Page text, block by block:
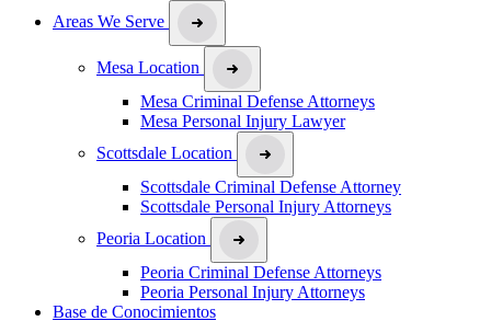
Areas We Serve
Mesa Location
Mesa Criminal Defense Attorneys
Mesa Personal Injury Lawyer
Scottsdale Location
Scottsdale Criminal Defense Attorney
Scottsdale Personal Injury Attorneys
Peoria Location
Peoria Criminal Defense Attorneys
Peoria Personal Injury Attorneys
Base de Conocimientos